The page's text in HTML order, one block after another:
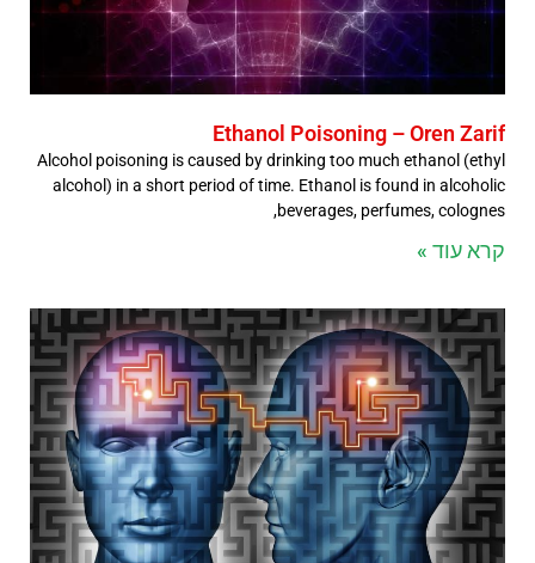
Ethanol Poisoning – Oren Zarif
Alcohol poisoning is caused by drinking too much ethanol (ethyl
alcohol) in a short period of time. Ethanol is found in alcoholic
beverages, perfumes, colognes,
קרא עוד »